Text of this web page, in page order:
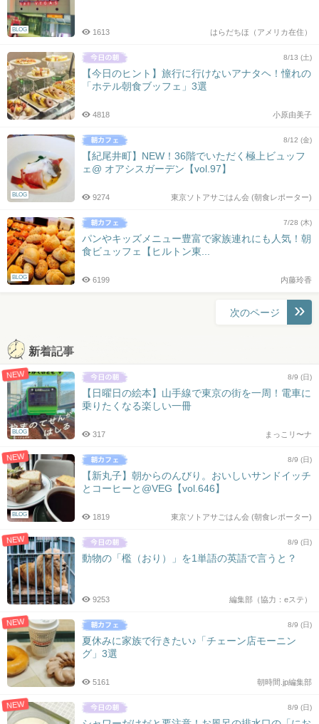
BLOG はらだちほ（アメリカ在住）
1613
8/13 (土)
【今日のヒント】旅行に行けないアナタヘ！憧れの
「ホテル朝食ブッフェ」3選
小原由美子
4818
BLOG
8/12 (金)
【紀尾井町】NEW！36階でいただく極上ビュッフ
ェ@ オアシスガーデン【vol.97】
東京ソトアサごはん会 (朝食レポーター)
9274
BLOG
7/28 (木)
パンやキッズメニュー豊富で家族連れにも人気！朝
食ビュッフェ【ヒルトン東...
内藤玲香
6199
ナ
ビ
ゲ
ー
シ
ョ
次のページ
新着記事
NEW
BLOG
8/9 (日)
【日曜日の絵本】山手線で東京の街を一周！電車に
乗りたくなる楽しい一冊
まっこリ〜ナ
317
NEW
BLOG
8/9 (日)
【新丸子】朝からのんびり。おいしいサンドイッチ
とコーヒーと@VEG【vol.646】
東京ソトアサごはん会 (朝食レポーター)
1819
NEW 8/9 (日)
動物の「檻（おり）」を1単語の英語で言うと？
編集部（協力：eステ）
9253
NEW 8/9 (日)
夏休みに家族で行きたい♪「チェーン店モーニン
グ」3選
朝時間.jp編集部
5161
NEW 8/9 (日)